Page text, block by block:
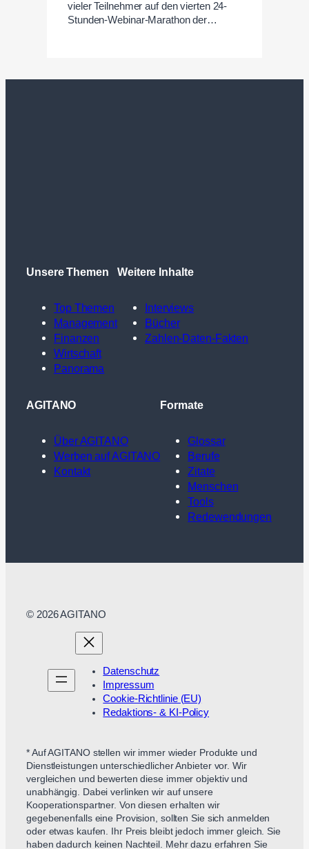
vieler Teilnehmer auf den vierten 24-
Stunden-Webinar-Marathon der…
Unsere Themen
Top Themen
Management
Finanzen
Wirtschaft
Panorama
Weitere Inhalte
Interviews
Bücher
Zahlen-Daten-Fakten
AGITANO
Über AGITANO
Werben auf AGITANO
Kontakt
Formate
Glossar
Berufe
Zitate
Menschen
Tools
Redewendungen
© 2026 AGITANO
Datenschutz
Impressum
Cookie-Richtlinie (EU)
Redaktions- & KI-Policy
* Auf AGITANO stellen wir immer wieder Produkte und
Dienstleistungen unterschiedlicher Anbieter vor. Wir
vergleichen und bewerten diese immer objektiv und
unabhängig. Dabei verlinken wir auf unsere
Kooperationspartner. Von diesen erhalten wir
gegebenenfalls eine Provision, sollten Sie sich anmelden
oder etwas kaufen. Ihr Preis bleibt jedoch immer gleich. Sie
haben dadurch keinen Nachteil. Mehr dazu erfahren Sie